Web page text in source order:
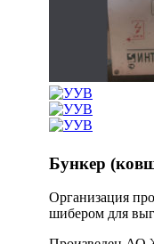
Бункер
Организация
шибером для